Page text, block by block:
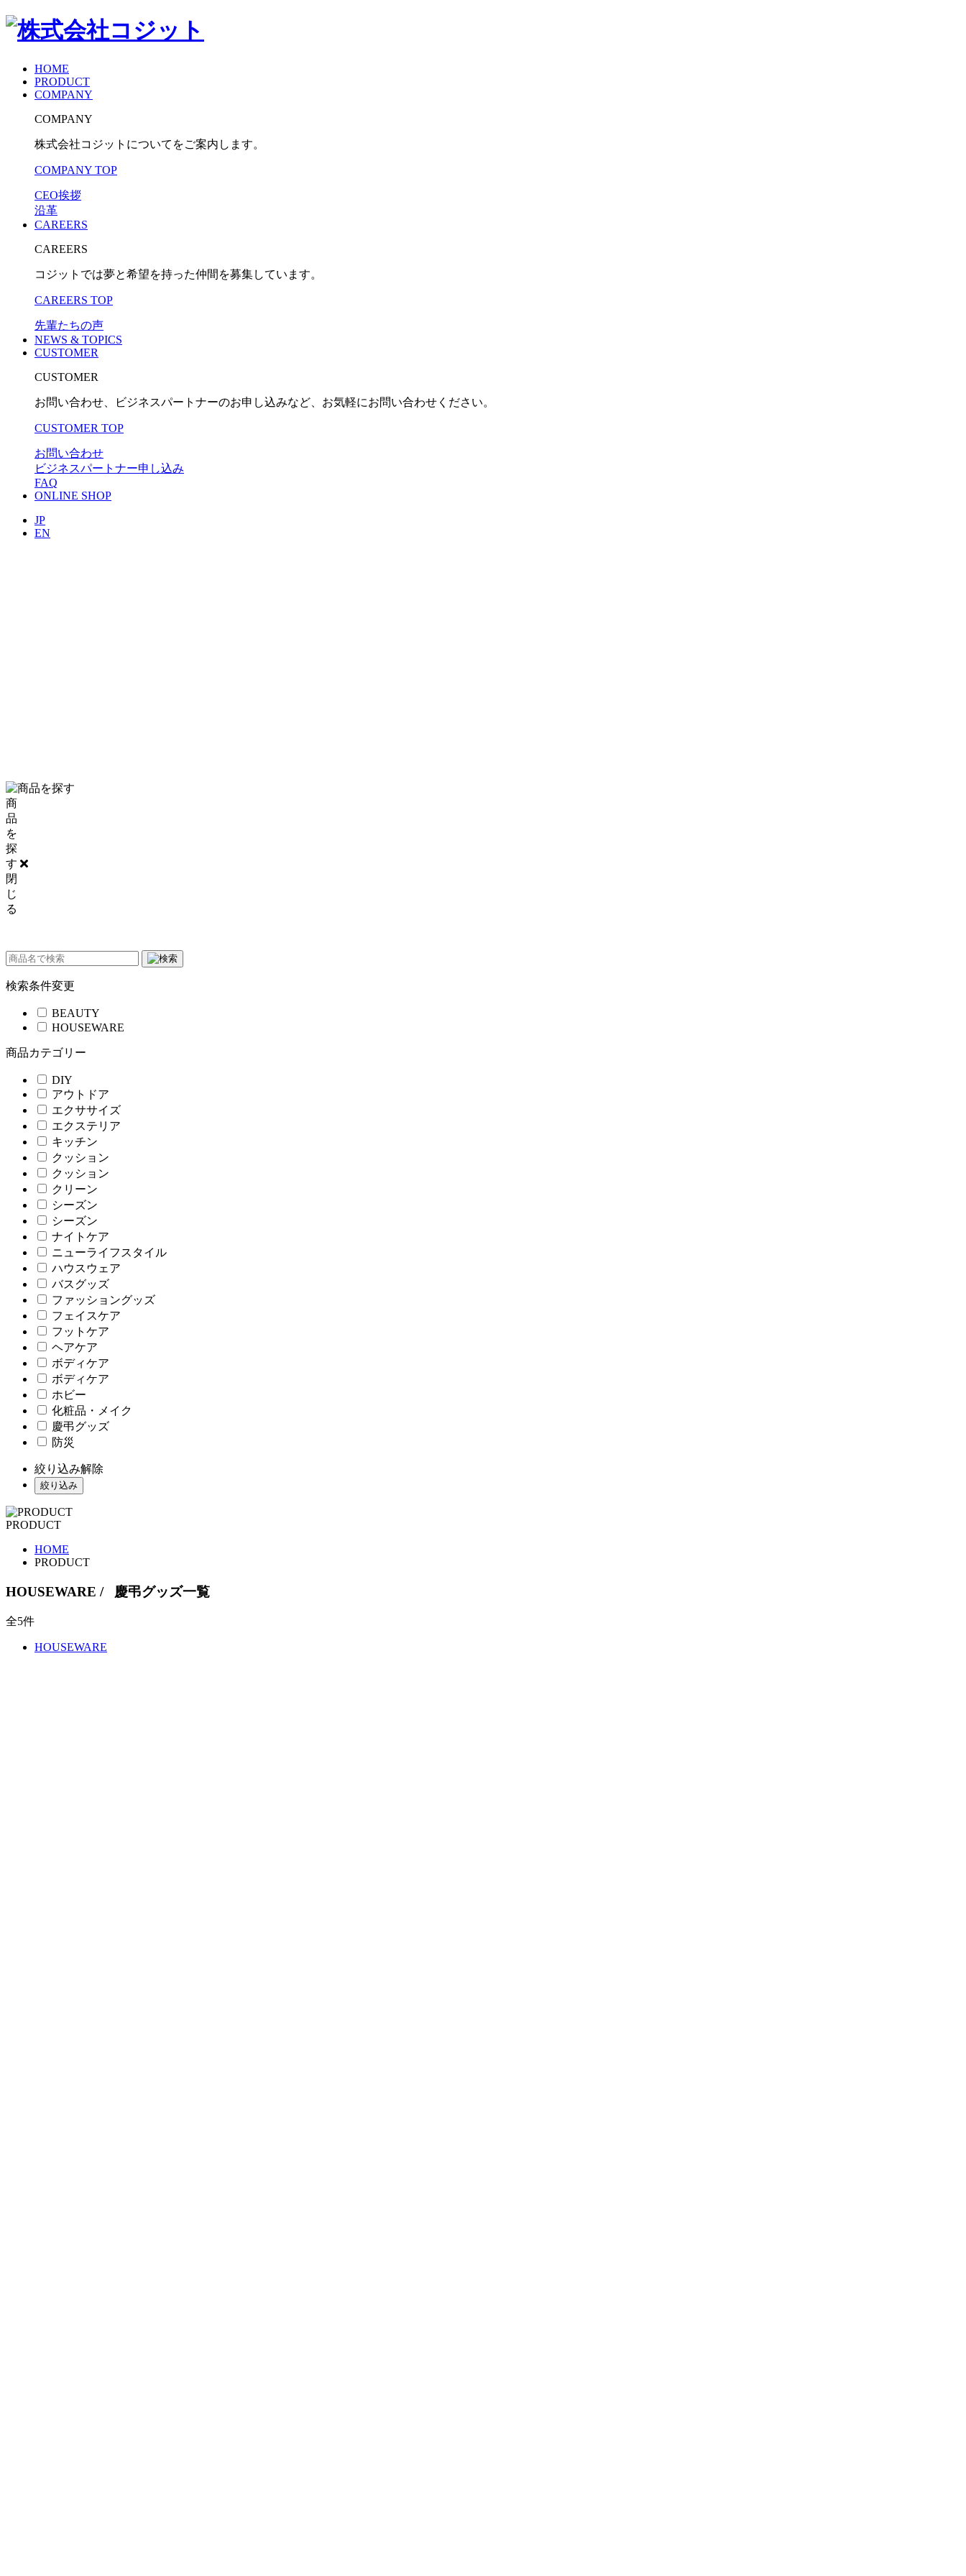
HOME
PRODUCT
COMPANY
COMPANY
株式会社コジットについてをご案内します。
COMPANY TOP
CEO挨拶
沿革
CAREERS
CAREERS
コジットでは夢と希望を持った仲間を募集しています。
CAREERS TOP
先輩たちの声
NEWS & TOPICS
CUSTOMER
CUSTOMER
お問い合わせ、ビジネスパートナーのお申し込みなど、お気軽にお問い合わせください。
CUSTOMER TOP
お問い合わせ
ビジネスパートナー申し込み
FAQ
ONLINE SHOP
JP
EN
商
品
を
探
す
閉
じ
る
検索条件変更
BEAUTY
HOUSEWARE
商品カテゴリー
DIY
アウトドア
エクササイズ
エクステリア
キッチン
クッション
クッション
クリーン
シーズン
シーズン
ナイトケア
ニューライフスタイル
ハウスウェア
バスグッズ
ファッショングッズ
フェイスケア
フットケア
ヘアケア
ボディケア
ボディケア
ホビー
化粧品・メイク
慶弔グッズ
防災
絞り込み解除
絞り込み
PRODUCT
HOME
PRODUCT
HOUSEWARE / 慶弔グッズ一覧
全5件
HOUSEWARE